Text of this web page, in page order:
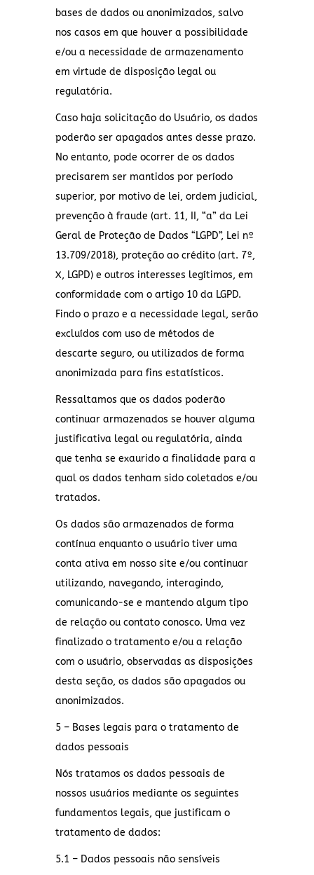
bases de dados ou anonimizados, salvo
nos casos em que houver a possibilidade
e/ou a necessidade de armazenamento
em virtude de disposição legal ou
regulatória.
Caso haja solicitação do Usuário, os dados
poderão ser apagados antes desse prazo.
No entanto, pode ocorrer de os dados
precisarem ser mantidos por período
superior, por motivo de lei, ordem judicial,
prevenção à fraude (art. 11, II, “a” da Lei
Geral de Proteção de Dados “LGPD”, Lei nº
13.709/2018), proteção ao crédito (art. 7º,
X, LGPD) e outros interesses legítimos, em
conformidade com o artigo 10 da LGPD.
Findo o prazo e a necessidade legal, serão
excluídos com uso de métodos de
descarte seguro, ou utilizados de forma
anonimizada para fins estatísticos.
Ressaltamos que os dados poderão
continuar armazenados se houver alguma
justificativa legal ou regulatória, ainda
que tenha se exaurido a finalidade para a
qual os dados tenham sido coletados e/ou
tratados.
Os dados são armazenados de forma
contínua enquanto o usuário tiver uma
conta ativa em nosso site e/ou continuar
utilizando, navegando, interagindo,
comunicando-se e mantendo algum tipo
de relação ou contato conosco. Uma vez
finalizado o tratamento e/ou a relação
com o usuário, observadas as disposições
desta seção, os dados são apagados ou
anonimizados.
5 – Bases legais para o tratamento de
dados pessoais
Nós tratamos os dados pessoais de
nossos usuários mediante os seguintes
fundamentos legais, que justificam o
tratamento de dados:
5.1 – Dados pessoais não sensíveis